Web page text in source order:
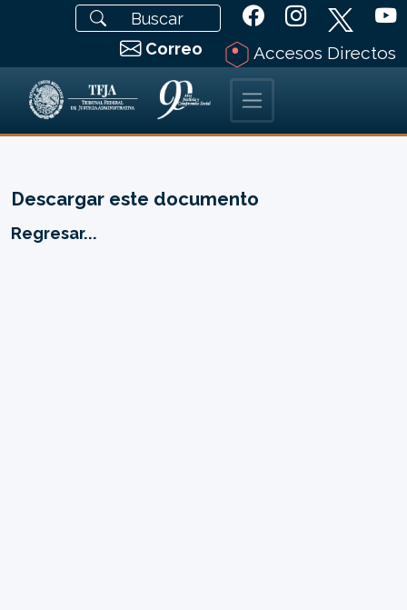
Correo Accesos Directos
Descargar este documento
Regresar...